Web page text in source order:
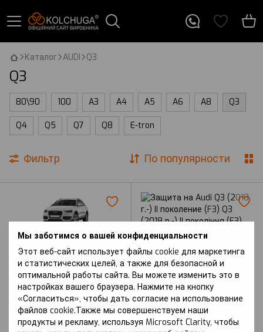
Мы заботимся о вашей конфиденциальности
Этот веб-сайт использует файлы cookie для маркетинга
и статистических целей, а также для безопасной и
оптимальной работы сайта. Вы можете изменить это в
настройках вашего браузера. Нажмите на кнопку
«Согласиться», чтобы дать согласие на использование
файлов cookie.Также мы совершенствуем наши
продукты и рекламу, используя Microsoft Clarity, чтобы
Каталог AUDI Q3
Q3
80\90 100 A3 A4 A5 A6 A8 Q3
Q4 Q5 Q7 Q8 E-tron
Фильтр По популярности
Артикул: Q3 (2011-2018 р.) I
покоління (8U) вкл. з
Рестайлінгом
AUDI
Защита на Audi Q3 (2011-
Артикул: Q3 (2018 р.-) II покоління
(F3)
AUDI
Защита на Audi Q3 (2018